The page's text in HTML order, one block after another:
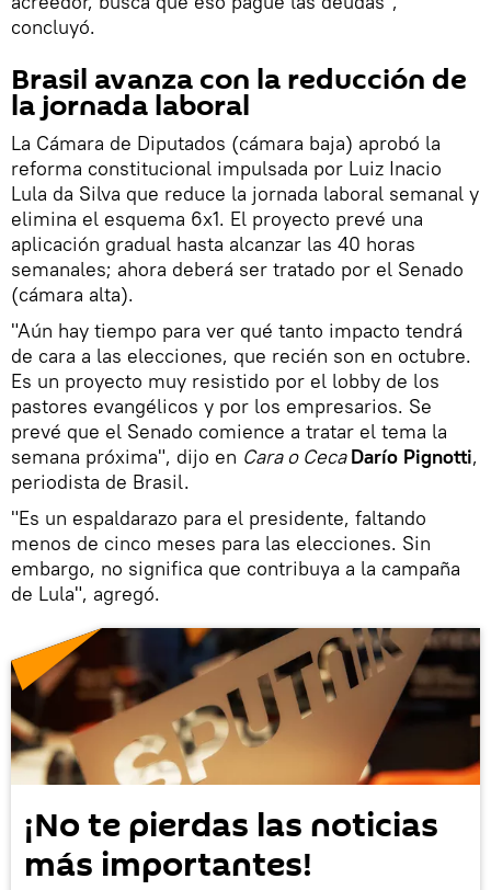
concluyó.
Brasil avanza con la reducción de
la jornada laboral
La Cámara de Diputados (cámara baja) aprobó la
reforma constitucional impulsada por Luiz Inacio
Lula da Silva que reduce la jornada laboral semanal y
elimina el esquema 6x1. El proyecto prevé una
aplicación gradual hasta alcanzar las 40 horas
semanales; ahora deberá ser tratado por el Senado
(cámara alta).
"Aún hay tiempo para ver qué tanto impacto tendrá
de cara a las elecciones, que recién son en octubre.
Es un proyecto muy resistido por el lobby de los
pastores evangélicos y por los empresarios. Se
prevé que el Senado comience a tratar el tema la
semana próxima", dijo en Cara o CecaDarío Pignotti,
periodista de Brasil.
"Es un espaldarazo para el presidente, faltando
menos de cinco meses para las elecciones. Sin
embargo, no significa que contribuya a la campaña
de Lula", agregó.
¡No te pierdas las noticias
más importantes!